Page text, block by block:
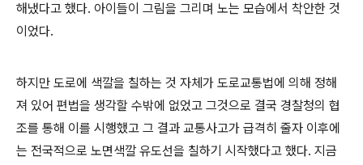
해냈다고 했다. 아이들이 그림을 그리며 노는 모습에서 착안한 것
이었다.
하지만 도로에 색깔을 칠하는 것 자체가 도로교통법에 의해 정해
져 있어 편법을 생각할 수밖에 없었고 그것으로 결국 경찰청의 협
조를 통해 이를 시행했고 그 결과 교통사고가 급격히 줄자 이후에
는 전국적으로 노면색깔 유도선을 칠하기 시작했다고 했다. 지금